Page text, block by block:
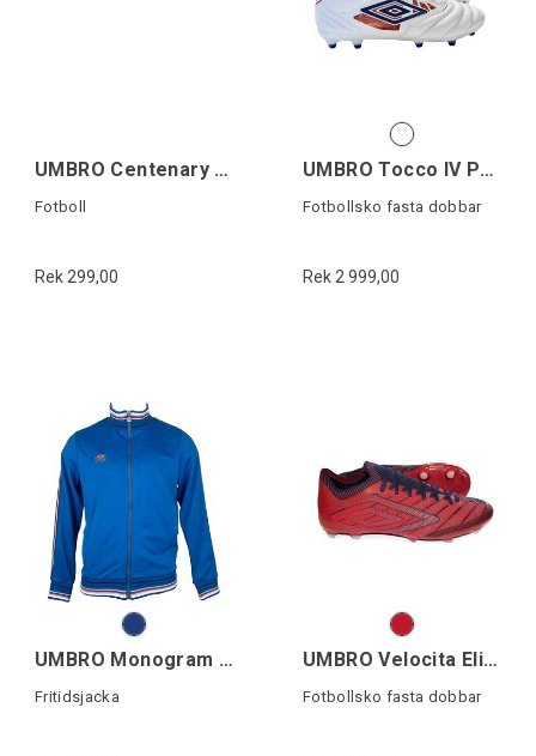
UMBRO Centenary Football Blå 5
Fotboll
Rek 299,00
UMBRO Tocco IV Pro FG
Fotbollsko fasta dobbar
Rek 2 999,00
UMBRO Monogram Anthem Jacket
Fritidsjacka
UMBRO Velocita Elixir Pro FG
Fotbollsko fasta dobbar